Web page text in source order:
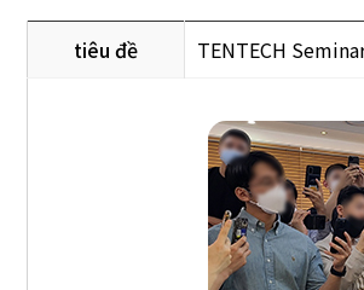
tiêu đề TENTECH